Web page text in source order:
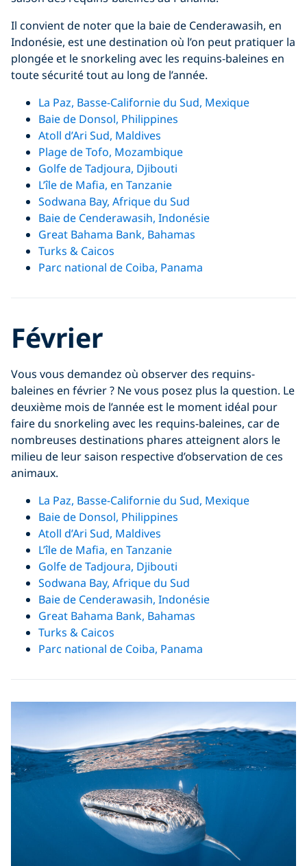
Il convient de noter que la baie de Cenderawasih, en
Indonésie, est une destination où l’on peut pratiquer la
plongée et le snorkeling avec les requins-baleines en
toute sécurité tout au long de l’année.
La Paz, Basse-Californie du Sud, Mexique
Baie de Donsol, Philippines
Atoll d’Ari Sud, Maldives
Plage de Tofo, Mozambique
Golfe de Tadjoura, Djibouti
L’île de Mafia, en Tanzanie
Sodwana Bay, Afrique du Sud
Baie de Cenderawasih, Indonésie
Great Bahama Bank, Bahamas
Turks & Caicos
Parc national de Coiba, Panama
Février
Vous vous demandez où observer des requins-
baleines en février ? Ne vous posez plus la question. Le
deuxième mois de l’année est le moment idéal pour
faire du snorkeling avec les requins-baleines, car de
nombreuses destinations phares atteignent alors le
milieu de leur saison respective d’observation de ces
animaux.
La Paz, Basse-Californie du Sud, Mexique
Baie de Donsol, Philippines
Atoll d’Ari Sud, Maldives
L’île de Mafia, en Tanzanie
Golfe de Tadjoura, Djibouti
Sodwana Bay, Afrique du Sud
Baie de Cenderawasih, Indonésie
Great Bahama Bank, Bahamas
Turks & Caicos
Parc national de Coiba, Panama